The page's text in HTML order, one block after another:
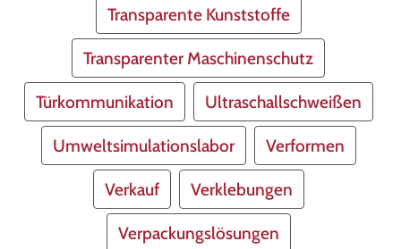
Transparente Kunststoffe
Transparenter Maschinenschutz
Türkommunikation Ultraschallschweißen
Umweltsimulationslabor Verformen
Verkauf Verklebungen
Verpackungslösungen